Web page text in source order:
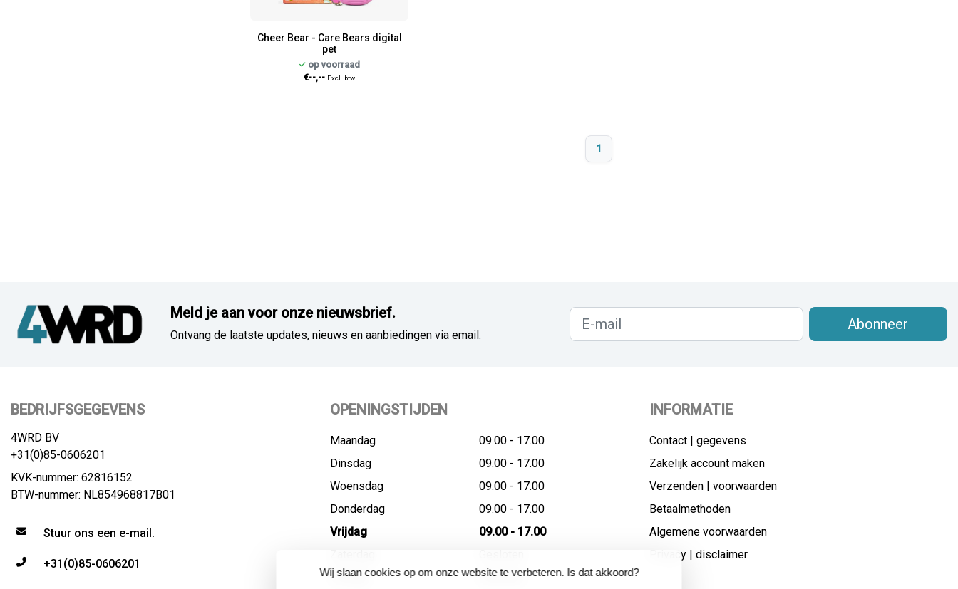
Wij slaan cookies op om onze website te verbeteren. Is dat akkoord?
Cheer Bear - Care Bears digital
pet
op voorraad
€--,-- Excl. btw
1
Meld je aan voor onze nieuwsbrief.
Ontvang de laatste updates, nieuws en aanbiedingen via email.
Abonneer
BEDRIJFSGEGEVENS
4WRD BV
+31(0)85-0606201
KVK-nummer: 62816152
BTW-nummer: NL854968817B01
Stuur ons een e-mail.
+31(0)85-0606201
OPENINGSTIJDEN
Maandag
09.00 - 17.00
Dinsdag
09.00 - 17.00
Woensdag
09.00 - 17.00
Donderdag
09.00 - 17.00
Vrijdag
09.00 - 17.00
Zondag
Gesloten
INFORMATIE
Contact | gegevens
Zakelijk account maken
Verzenden | voorwaarden
Betaalmethoden
Algemene voorwaarden
Privacy | disclaimer